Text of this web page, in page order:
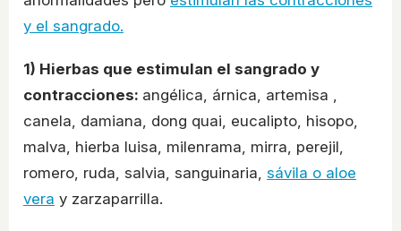
y el sangrado.
1) Hierbas que estimulan el sangrado y
contracciones: angélica, árnica, artemisa ,
canela, damiana, dong quai, eucalipto, hisopo,
malva, hierba luisa, milenrama, mirra, perejil,
romero, ruda, salvia, sanguinaria, sávila o aloe
vera y zarzaparrilla.